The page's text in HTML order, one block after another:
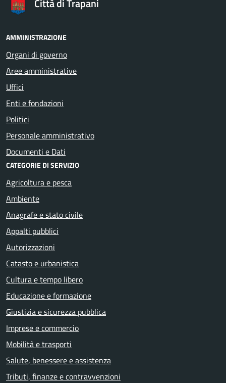
AMMINISTRAZIONE
Organi di governo
Aree amministrative
Uffici
Enti e fondazioni
Politici
Personale amministrativo
Documenti e Dati
CATEGORIE DI SERVIZIO
Agricoltura e pesca
Ambiente
Anagrafe e stato civile
Appalti pubblici
Autorizzazioni
Catasto e urbanistica
Cultura e tempo libero
Educazione e formazione
Giustizia e sicurezza pubblica
Imprese e commercio
Mobilità e trasporti
Salute, benessere e assistenza
Tributi, finanze e contravvenzioni